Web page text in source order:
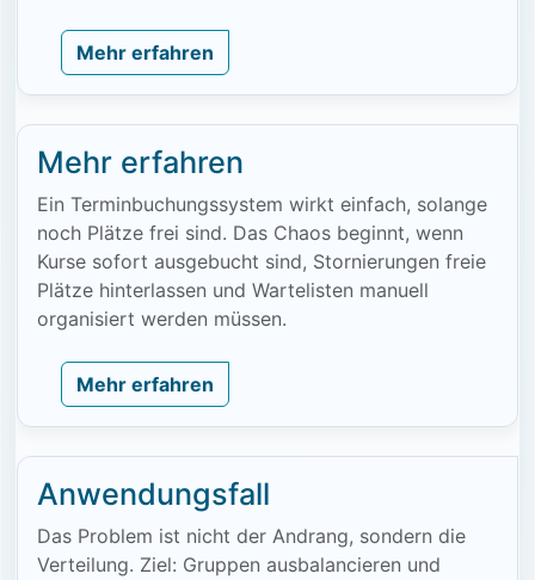
Mehr erfahren
Mehr erfahren
Ein Terminbuchungssystem wirkt einfach, solange
noch Plätze frei sind. Das Chaos beginnt, wenn
Kurse sofort ausgebucht sind, Stornierungen freie
Plätze hinterlassen und Wartelisten manuell
organisiert werden müssen.
Mehr erfahren
Anwendungsfall
Das Problem ist nicht der Andrang, sondern die
Verteilung. Ziel: Gruppen ausbalancieren und